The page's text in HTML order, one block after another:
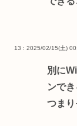
13 : 2025/02/15(土)
別に
ンで
つま